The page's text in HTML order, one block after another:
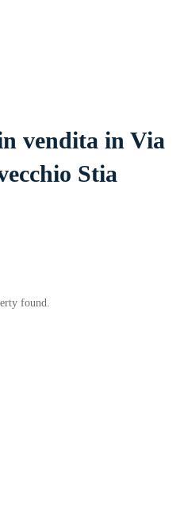
vendita in Via
Stia
found.